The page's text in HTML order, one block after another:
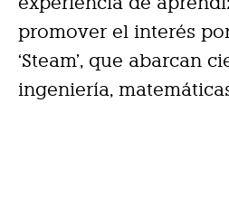
promover el interés
‘Steam’, que abarcan
ingeniería,